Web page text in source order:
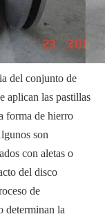
del conjunto de
aplican las pastillas
forma de hierro
son
con aletas o
del disco
de
determinan la